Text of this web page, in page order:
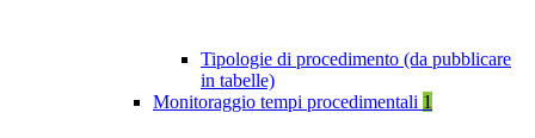
Tipologie di procedimento (da pubblicare
in tabelle)
Monitoraggio tempi procedimentali 1